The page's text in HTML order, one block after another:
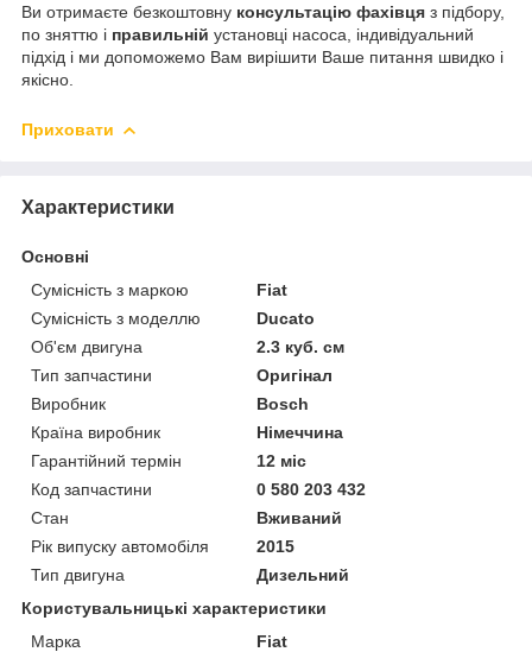
Ви отримаєте безкоштовну консультацію фахівця з підбору,
по зняттю і правильній установці насоса, індивідуальний
підхід і ми допоможемо Вам вирішити Ваше питання швидко і
якісно.
Приховати
Характеристики
Основні
Сумісність з маркою
Fiat
Сумісність з моделлю
Ducato
Об'єм двигуна
2.3 куб. см
Тип запчастини
Оригінал
Виробник
Bosch
Країна виробник
Німеччина
Гарантійний термін
12 міс
Код запчастини
0 580 203 432
Стан
Вживаний
Рік випуску автомобіля
2015
Тип двигуна
Дизельний
Користувальницькі характеристики
Марка
Fiat